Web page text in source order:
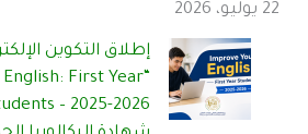
22 يوليو، 2026
English: First Year